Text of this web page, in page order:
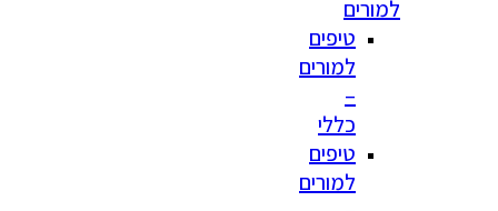
למורים
טיפים
למורים
–
כללי
טיפים
למורים